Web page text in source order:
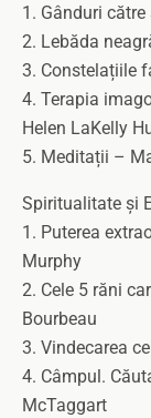
1. Gânduri
2. Lebăda
3. Constelațiile
4. Terapia
Helen LaKelly
5. Meditații –
Spiritualitate și
1. Puterea
Murphy
2. Cele 5 răni
Bourbeau
3. Vindecarea
4. Câmpul.
McTaggart